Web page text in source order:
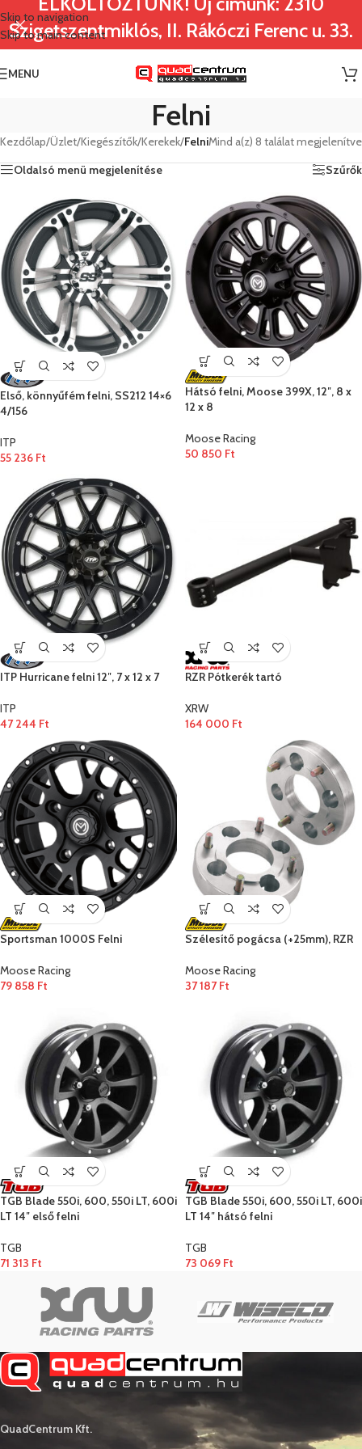
Skip to navigation
Skip to main content
Szigetszentmiklós, II. Rákóczi Ferenc u. 33.
MENU
Felni
Kezdőlap/Üzlet/Kiegészítők/Kerekek/FelniMind a(z) 8 találat megjelenítve
Oldalsó menü megjelenítése
Szűrők
Első, könnyűfém felni, SS212 14×6
4/156
ITP
55 236 Ft
Hátsó felni, Moose 399X, 12″, 8 x
12 x 8
Moose Racing
50 850 Ft
ITP Hurricane felni 12″, 7 x 12 x 7
ITP
47 244 Ft
RZR Pótkerék tartó
XRW
164 000 Ft
Sportsman 1000S Felni
Moose Racing
79 858 Ft
Szélesítő pogácsa (+25mm), RZR
Moose Racing
37 187Ft
TGB Blade 550i, 600, 550i LT, 600i
LT 14″ első felni
TGB
71 313 Ft
TGB Blade 550i, 600, 550i LT, 600i
LT 14″ hátsó felni
TGB
73 069 Ft
QuadCentrum Kft.